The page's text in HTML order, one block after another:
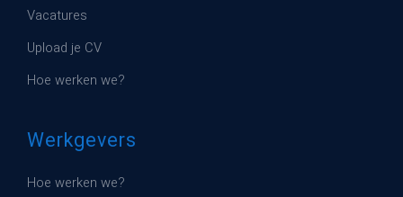
Vacatures
Upload je CV
Hoe werken we?
Werkgevers
Hoe werken we?